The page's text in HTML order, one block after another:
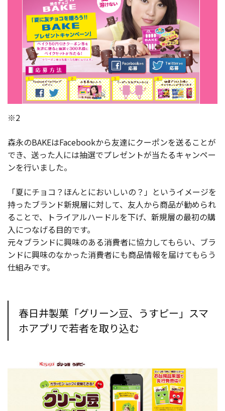
※2
森永のBAKEはFacebookから友達にクーポンを送ることが
でき、送った人には抽選でプレゼントが当たるキャンペー
ンを行いました。
「夏にチョコ？ほんとにおいしいの？」というイメージを
持ったブランド新規層に対して、友人から商品が勧められ
ることで、トライアルハードルを下げ、新規層の最初の購
入につなげる目的です。
元々ブランドに興味のある消費者に協力してもらい、ブラ
ンドに興味のなかった消費者にも商品情報を届けてもらう
仕組みです。
春日井製菓「グリーン豆、うすピー」スマ
ホアプリで若者を取り込む